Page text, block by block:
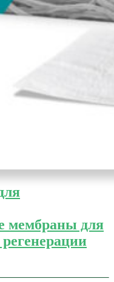
мембраны для